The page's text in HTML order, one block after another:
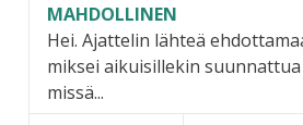
MAHDOLLINEN
Hei. Ajattelin lähteä
miksei aikuisillekin
missä...